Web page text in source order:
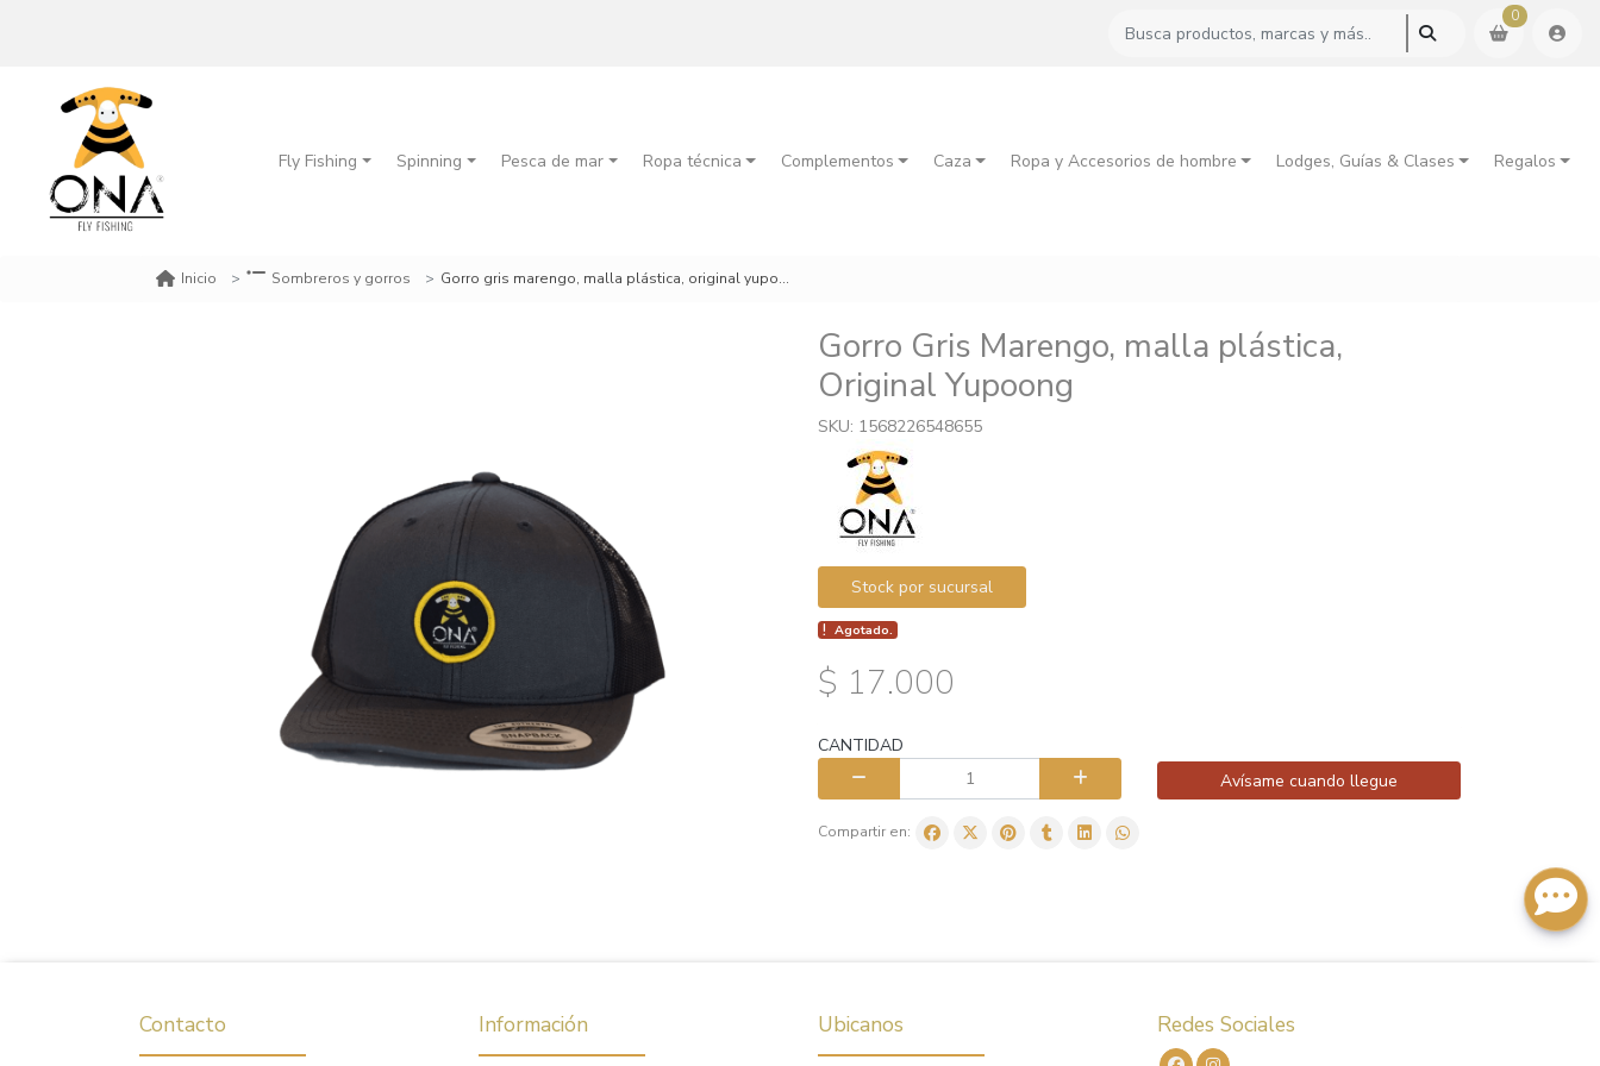
0
Fly Fishing Spinning Pesca de mar Ropa técnica Complementos Caza Ropa y Accesorios de hombre Lodges, Guías & Clases Regalos
Inicio Sombreros y gorros Gorro gris marengo, malla plástica, original yupoong
Gorro Gris Marengo, malla plástica,
Original Yupoong
SKU: 1568226548655
Stock por sucursal
Agotado.
$ 17.000
CANTIDAD
Avísame cuando llegue
Compartir en:
Contacto Información Ubicanos Redes Sociales